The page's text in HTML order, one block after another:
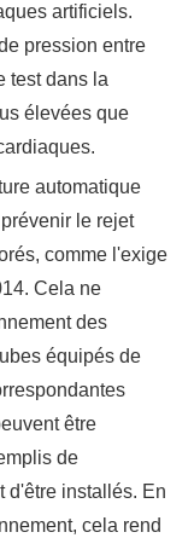
artificiels.
pression entre
test dans la
élevées que
automatique
le rejet
comme l'exige
Cela ne
des
équipés de
être
de
d'être installés. En
cela rend